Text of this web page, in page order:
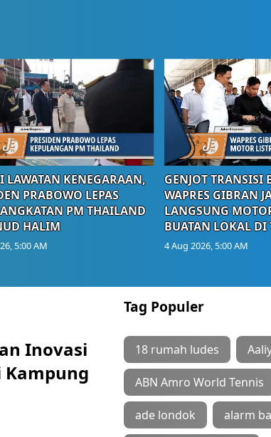
LAWATAN KENEGARAAN,
PRABOWO LEPAS
PM THAILAND
HALIM
5:00 AM
GENJOT TRANSISI
WAPRES GIBRAN
LANGSUNG
BUATAN LOKAL DI
4 Aug 2026, 5:00 AM
Inovasi
Kampung
Tag Populer
18 rumah ludes
ABN Amro World Tennis
ade londok alarm